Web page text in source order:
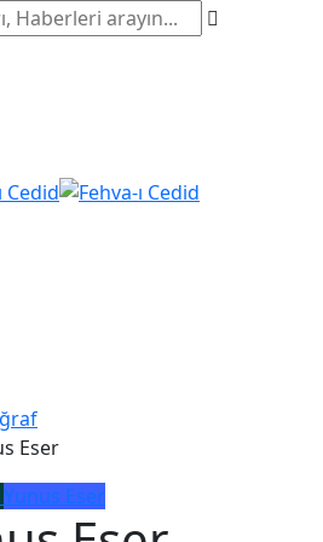
Eser
Yunus Eser